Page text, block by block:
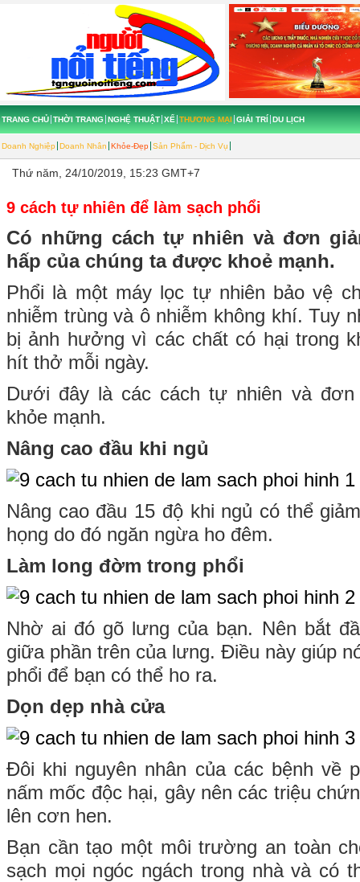
TRANG CHỦ THỜI TRANG NGHỆ THUẬT XẾ THƯƠNG MẠI
Doanh Nghiệp Doanh Nhân Khỏe-Đẹp Sản Phẩm - Dịch Vụ
GIẢI TRÍ DU LỊCH
Thứ năm, 24/10/2019, 15:23 GMT+7
9 cách tự nhiên để làm sạch phổi
Có những cách tự nhiên và đơn
hấp của chúng ta được khoẻ mạnh.
Phổi là một máy lọc tự nhiên bảo vệ
nhiễm trùng và ô nhiễm không khí. Tuy
bị ảnh hưởng vì các chất có hại trong
hít thở mỗi ngày.
Dưới đây là các cách tự nhiên và
khỏe mạnh.
Nâng cao đầu khi ngủ
Nâng cao đầu 15 độ khi ngủ có thể
họng do đó ngăn ngừa ho đêm.
Làm long đờm trong phổi
Nhờ ai đó gõ lưng của bạn. Nên bắt
giữa phần trên của lưng. Điều này giúp
phổi để bạn có thể ho ra.
Dọn dẹp nhà cửa
Đôi khi nguyên nhân của các bệnh về
nấm mốc độc hại, gây nên các triệu
lên cơn hen.
Bạn cần tạo một môi trường an toàn
sạch mọi ngóc ngách trong nhà và có